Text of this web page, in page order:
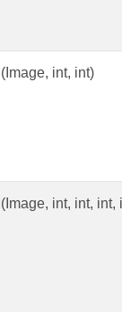
(Image, int, int)
(Image, int, int, int,